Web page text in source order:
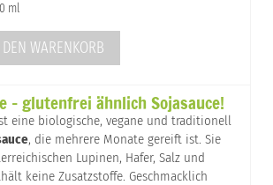
ml
WARENKORB
– glutenfrei ähnlich Sojasauce!
eine biologische, vegane und traditionell
, die mehrere Monate gereift ist. Sie
Lupinen, Hafer, Salz und
keine Zusatzstoffe. Geschmacklich